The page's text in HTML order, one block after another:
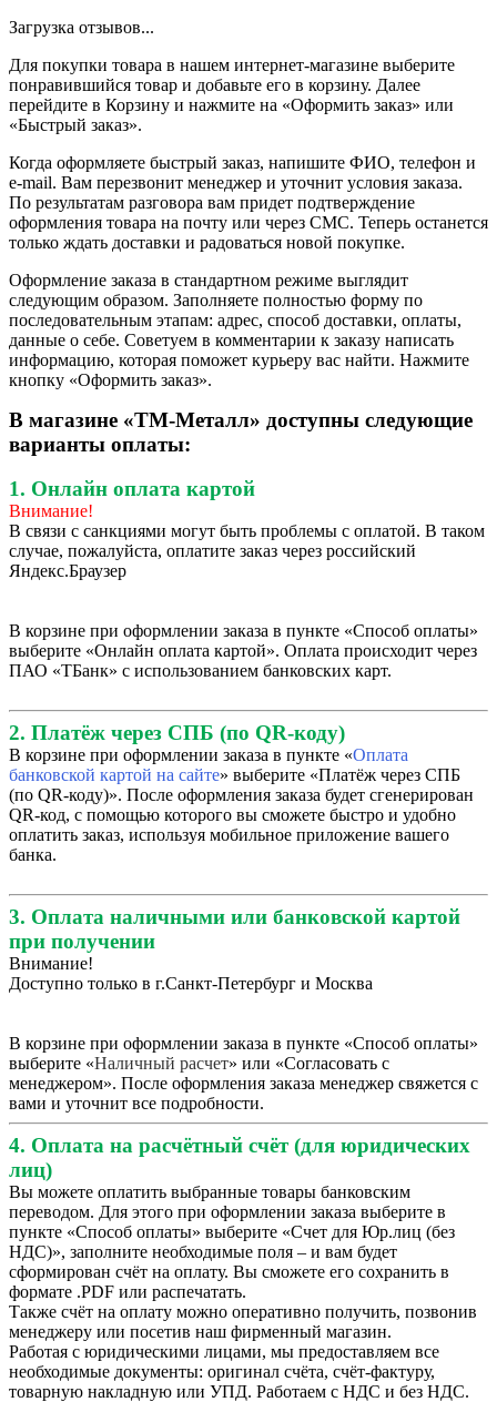
Загрузка отзывов...
Для покупки товара в нашем интернет-магазине выберите
понравившийся товар и добавьте его в корзину. Далее
перейдите в Корзину и нажмите на «Оформить заказ» или
«Быстрый заказ».
Когда оформляете быстрый заказ, напишите ФИО, телефон и
e-mail. Вам перезвонит менеджер и уточнит условия заказа.
По результатам разговора вам придет подтверждение
оформления товара на почту или через СМС. Теперь останется
только ждать доставки и радоваться новой покупке.
Оформление заказа в стандартном режиме выглядит
следующим образом. Заполняете полностью форму по
последовательным этапам: адрес, способ доставки, оплаты,
данные о себе. Советуем в комментарии к заказу написать
информацию, которая поможет курьеру вас найти. Нажмите
кнопку «Оформить заказ».
В магазине «ТМ-Металл» доступны следующие
варианты оплаты:
1. Онлайн оплата картой
Внимание!
В связи с санкциями могут быть проблемы с оплатой. В таком
случае, пожалуйста, оплатите заказ через российский
Яндекс.Браузер
В корзине при оформлении заказа в пункте «Способ оплаты»
выберите «Онлайн оплата картой». Оплата происходит через
ПАО «ТБанк» с использованием банковских карт.
2. Платёж через СПБ (по QR-коду)
В корзине при оформлении заказа в пункте «Оплата
банковской картой на сайте» выберите «Платёж через СПБ
(по QR-коду)». После оформления заказа будет сгенерирован
QR-код, с помощью которого вы сможете быстро и удобно
оплатить заказ, используя мобильное приложение вашего
банка.
3. Оплата наличными или банковской картой
при получении
Внимание!
Доступно только в г.Санкт-Петербург и Москва
В корзине при оформлении заказа в пункте «Способ оплаты»
выберите «Наличный расчет» или «Согласовать с
менеджером». После оформления заказа менеджер свяжется с
вами и уточнит все подробности.
4. Оплата на расчётный счёт (для юридических
лиц)
Вы можете оплатить выбранные товары банковским
переводом. Для этого при оформлении заказа выберите в
пункте «Способ оплаты» выберите «Счет для Юр.лиц (без
НДС)», заполните необходимые поля – и вам будет
сформирован счёт на оплату. Вы сможете его сохранить в
формате .PDF или распечатать.
Также счёт на оплату можно оперативно получить, позвонив
менеджеру или посетив наш фирменный магазин.
Работая с юридическими лицами, мы предоставляем все
необходимые документы: оригинал счёта, счёт-фактуру,
товарную накладную или УПД. Работаем с НДС и без НДС.